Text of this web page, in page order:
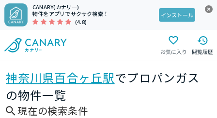
CANARY(カナリー)
物件をアプリでサクサク検索！
(4.8)
インストール
お気に入り 閲覧履歴
神奈川県百合ヶ丘駅でプロパンガス
の物件一覧
現在の検索条件